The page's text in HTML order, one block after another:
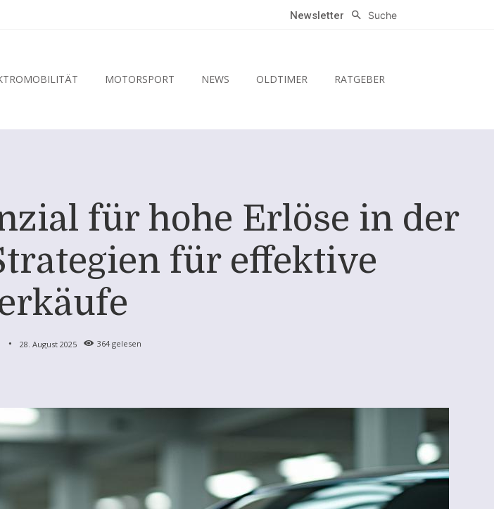
Newsletter Suche
MOTORSPORT NEWS OLDTIMER RATGEBER
für hohe Erlöse in der
für effektive
28. August 2025 364 gelesen